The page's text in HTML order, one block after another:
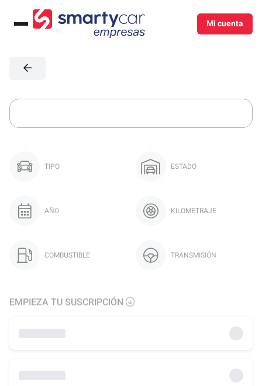
Menú Mi cuenta
TIPO ESTADO
AÑO KILOMETRAJE
COMBUSTIBLE TRANSMISIÓN
EMPIEZA TU SUSCRIPCIÓN